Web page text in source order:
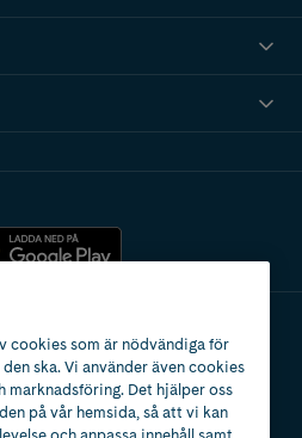
cookies som är nödvändiga för
ska. Vi använder även cookies
Det hjälper oss
på vår hemsida, så att vi kan